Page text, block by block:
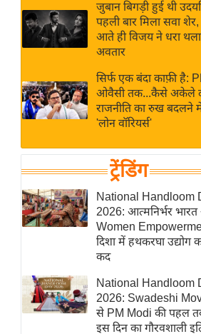
Hindi
Videos
IPL
2026
ई-पेपर
मिसाल बेमिसाल
शख्सियत
यंग इंडिया
साहित्य जगत
ऑटो वर्ल्ड
न्यूज ब्रीफ
मनोरंजन जगत
बॉलीवुड
हॉलीवुड
फिल्म समीक्षा
Breaking
जुबान बिगड़ी हुई थी
पहली बार मिला सवा शेर,
आते ही विजय ने धरा
अवतार
सिर्फ एक बंदा काफ़ी है:
ओवैसी तक...कैसे अकेले
राजनीति का रुख बदलने
'लोन वॉरियर्स'
ट्रेंडिंग
National Handloom
2026: आत्मनिर्भर
Women
दिशा में हथकरघा उद्योग
कद
National Handloom
2026: Swadeshi
से PM Modi की पहल
इस दिन का गौरवशाली